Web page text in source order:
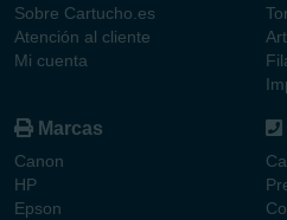
Sobre Cartucho.es
Atención al cliente
Mi cuenta
Marcas
Canon
HP
Epson